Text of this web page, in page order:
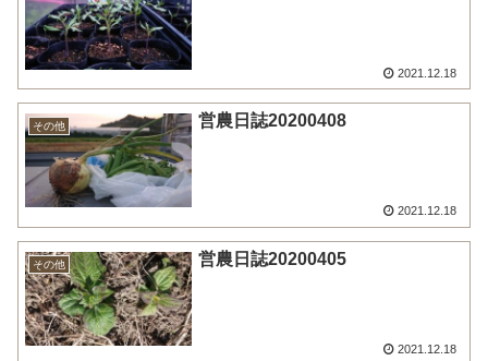
2021.12.18
その他 営農日誌20200408
2021.12.18
その他 営農日誌20200405
2021.12.18